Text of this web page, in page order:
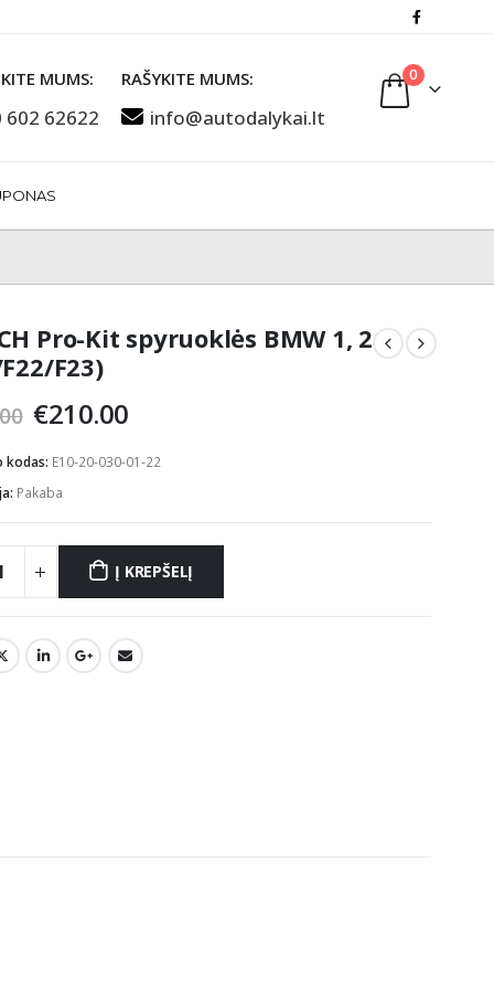
MUMS:
602 62622
RAŠYKITE MUMS:
info@autodalykai.lt
0
Pro-Kit spyruoklės BMW 1, 2
F23)
Original
was:
€235.00.
€210.00Current
is:
kodas: E10-20-030-01-22
Pakaba
Į KREPŠELĮ